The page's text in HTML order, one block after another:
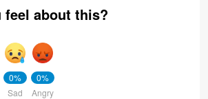
feel about this?
0%
Sad
0%
Angry